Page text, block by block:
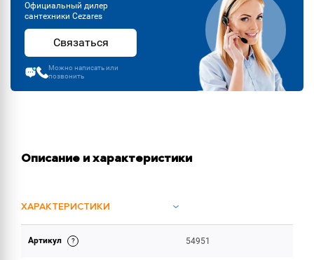
Официальный дилер
сантехники Cezares
Связаться
Можно написать или
позвонить
Описание и характеристики
ХАРАКТЕРИСТИКИ
ОБЪЕМ ПОСТАВКИ
Артикул 54951